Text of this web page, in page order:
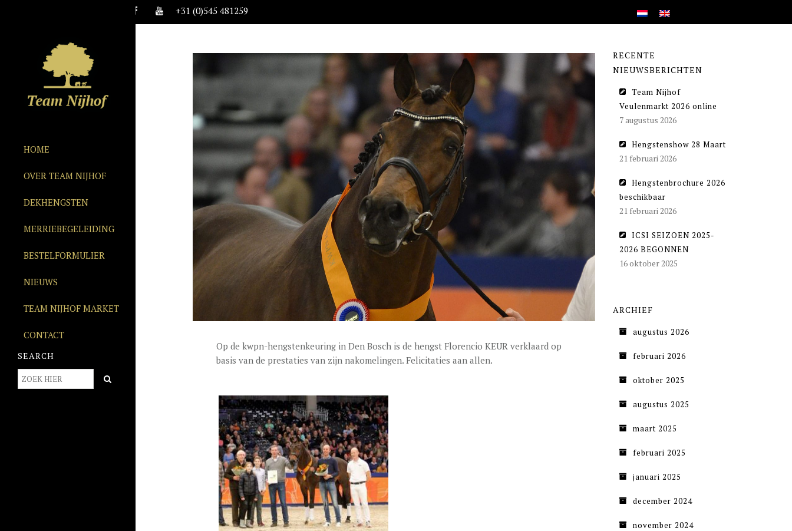
+31 (0)545 481259
HOME
OVER TEAM NIJHOF
DEKHENGSTEN
MERRIEBEGELEIDING
BESTELFORMULIER
NIEUWS
TEAM NIJHOF MARKET
CONTACT
SEARCH
Op de kwpn-hengstenkeuring in Den Bosch is de hengst Florencio KEUR verklaard op
basis van de prestaties van zijn nakomelingen. Felicitaties aan allen.
RECENTE
NIEUWSBERICHTEN
Team Nijhof
Veulenmarkt 2026 online
7 augustus 2026
Hengstenshow 28 Maart
21 februari 2026
Hengstenbrochure 2026
beschikbaar
21 februari 2026
ICSI SEIZOEN 2025-
2026 BEGONNEN
16 oktober 2025
ARCHIEF
augustus 2026
februari 2026
oktober 2025
augustus 2025
maart 2025
februari 2025
januari 2025
december 2024
november 2024